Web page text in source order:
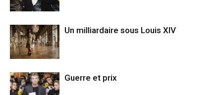
Un milliardaire sous Louis XIV
Guerre et prix